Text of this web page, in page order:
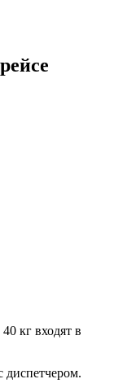
кг входят в
диспетчером.